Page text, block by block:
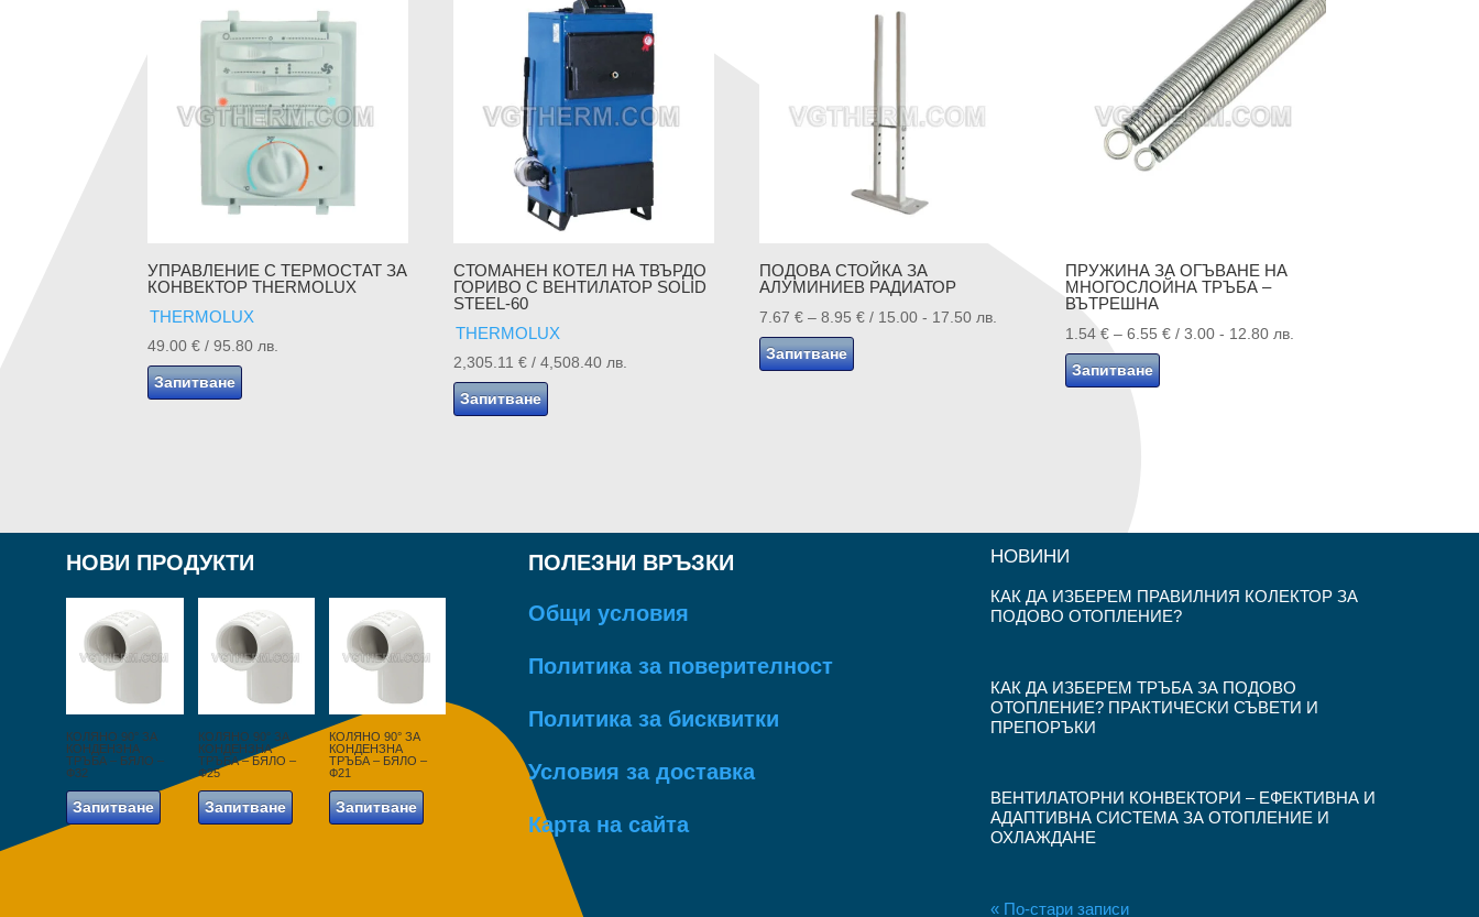
УПРАВЛЕНИЕ С ТЕРМОСТАТ ЗА
КОНВЕКТОР THERMOLUX
THERMOLUX
49.00€ / 95.80 лв.
Запитване
СТОМАНЕН КОТЕЛ НА ТВЪРДО
ГОРИВО С ВЕНТИЛАТОР SOLID
STEEL-60
THERMOLUX
2,305.11€ / 4,508.40 лв.
Запитване
ПОДОВА СТОЙКА ЗА
АЛУМИНИЕВ РАДИАТОР
7.67€ – 8.95€Price
/ 15.00 - 17.50 лв.
Запитване
ПРУЖИНА ЗА ОГЪВАНЕ НА
МНОГОСЛОЙНА ТРЪБА –
ВЪТРЕШНА
1.54€ – 6.55€Price
/ 3.00 - 12.80 лв.
Запитване
НОВИ ПРОДУКТИ
КОЛЯНО 90° ЗА
КОНДЕНЗНА
ТРЪБА – БЯЛО –
Ф32
Запитване
КОЛЯНО 90° ЗА
КОНДЕНЗНА
ТРЪБА – БЯЛО –
Ф25
Запитване
КОЛЯНО 90° ЗА
КОНДЕНЗНА
ТРЪБА – БЯЛО –
Ф21
Запитване
ПОЛЕЗНИ ВРЪЗКИ
Общи условия
Политика за поверителност
Политика за бисквитки
Условия за доставка
Карта на сайта
НОВИНИ
КАК ДА ИЗБЕРЕМ ПРАВИЛНИЯ КОЛЕКТОР ЗА
ПОДОВО ОТОПЛЕНИЕ?
КАК ДА ИЗБЕРЕМ ТРЪБА ЗА ПОДОВО
ОТОПЛЕНИЕ? ПРАКТИЧЕСКИ СЪВЕТИ И
ПРЕПОРЪКИ
ВЕНТИЛАТОРНИ КОНВЕКТОРИ – ЕФЕКТИВНА И
АДАПТИВНА СИСТЕМА ЗА ОТОПЛЕНИЕ И
ОХЛАЖДАНЕ
« По-стари записи